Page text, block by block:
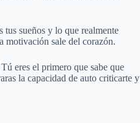
tus sueños y lo que realmente
motivación sale del corazón.
eres el primero que sabe que
la capacidad de auto criticarte y